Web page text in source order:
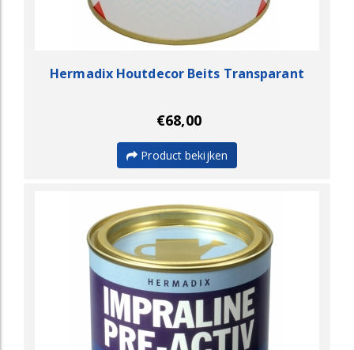
Hermadix Houtdecor Beits Transparant
€68,00
Product bekijken